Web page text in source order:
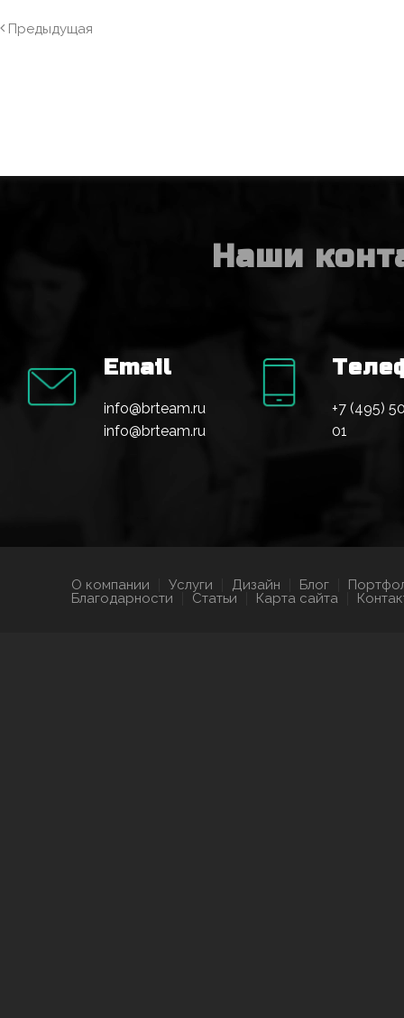
Предыдущая
Наши
Email
info@brteam.ru
info@brteam.ru
+7 (495)
01
О компании Услуги Дизайн Блог
Благодарности
Статьи Карта сайта